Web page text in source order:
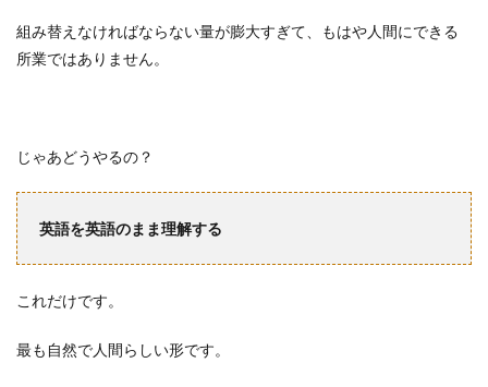
組み替えなければならない量が膨大すぎて、もはや人間にできる
所業ではありません。
じゃあどうやるの？
英語を英語のまま理解する
これだけです。
最も自然で人間らしい形です。